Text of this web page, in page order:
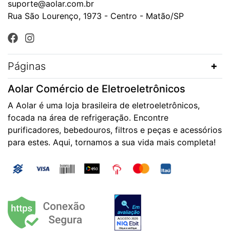
suporte@aolar.com.br
Rua São Lourenço, 1973 - Centro - Matão/SP
Páginas
Aolar Comércio de Eletroeletrônicos
A Aolar é uma loja brasileira de eletroeletrônicos,
focada na área de refrigeração. Encontre
purificadores, bebedouros, filtros e peças e acessórios
para estes. Aqui, tornamos a sua vida mais completa!